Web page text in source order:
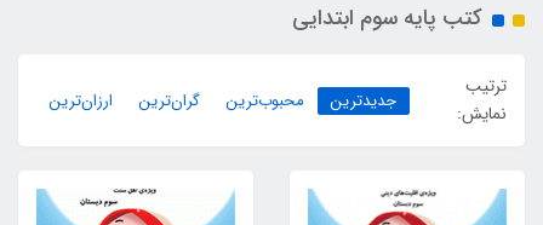
کتب پایه سوم ابتدایی
ترتیب
نمایش:
جدیدترین محبوب‌ترین گران‌ترین ارزان‌ترین